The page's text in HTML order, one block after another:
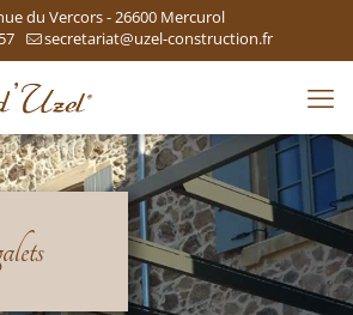
du Vercors - 26600 Mercurol
secretariat@uzel-construction.fr